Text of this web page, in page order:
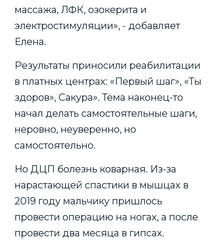
массажа, ЛФК, озокерита и
электростимуляции», - добавляет
Елена.
Результаты приносили реабилитации
в платных центрах: «Первый шаг», «Ты
здоров», Сакура». Тёма наконец-то
начал делать самостоятельные шаги,
неровно, неуверенно, но
самостоятельно.
Но ДЦП болезнь коварная. Из-за
нарастающей спастики в мышцах в
2019 году мальчику пришлось
провести операцию на ногах, а после
провести два месяца в гипсах.